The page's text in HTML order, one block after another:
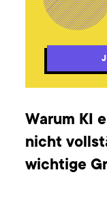
Warum KI
nicht
wichtige